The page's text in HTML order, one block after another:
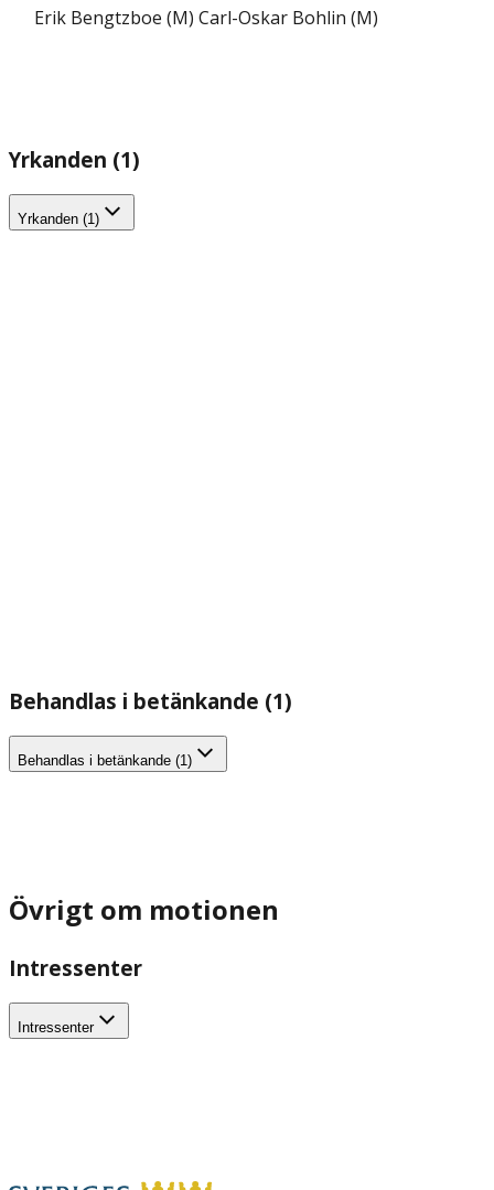
Erik Bengtzboe (M) Carl-Oskar Bohlin (M)
Yrkanden (1)
Yrkanden (1)
Behandlas i betänkande (1)
Behandlas i betänkande (1)
Övrigt om motionen
Intressenter
Intressenter